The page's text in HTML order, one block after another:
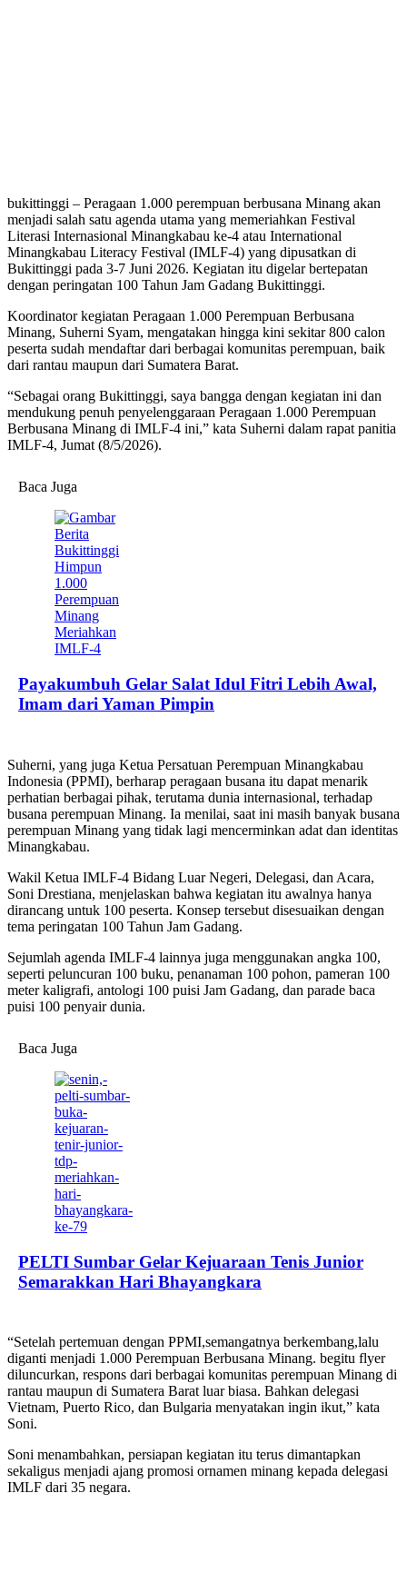
bukittinggi – Peragaan 1.000 perempuan berbusana Minang akan
menjadi salah satu agenda utama yang memeriahkan Festival
Literasi Internasional Minangkabau ke-4 atau International
Minangkabau Literacy Festival (IMLF-4) yang dipusatkan di
Bukittinggi pada 3-7 Juni 2026. Kegiatan itu digelar bertepatan
dengan peringatan 100 Tahun Jam Gadang Bukittinggi.
Koordinator kegiatan Peragaan 1.000 Perempuan Berbusana
Minang, Suherni Syam, mengatakan hingga kini sekitar 800 calon
peserta sudah mendaftar dari berbagai komunitas perempuan, baik
dari rantau maupun dari Sumatera Barat.
“Sebagai orang Bukittinggi, saya bangga dengan kegiatan ini dan
mendukung penuh penyelenggaraan Peragaan 1.000 Perempuan
Berbusana Minang di IMLF-4 ini,” kata Suherni dalam rapat panitia
IMLF-4, Jumat (8/5/2026).
Baca Juga
Payakumbuh Gelar Salat Idul Fitri Lebih Awal,
Imam dari Yaman Pimpin
Suherni, yang juga Ketua Persatuan Perempuan Minangkabau
Indonesia (PPMI), berharap peragaan busana itu dapat menarik
perhatian berbagai pihak, terutama dunia internasional, terhadap
busana perempuan Minang. Ia menilai, saat ini masih banyak busana
perempuan Minang yang tidak lagi mencerminkan adat dan identitas
Minangkabau.
Wakil Ketua IMLF-4 Bidang Luar Negeri, Delegasi, dan Acara,
Soni Drestiana, menjelaskan bahwa kegiatan itu awalnya hanya
dirancang untuk 100 peserta. Konsep tersebut disesuaikan dengan
tema peringatan 100 Tahun Jam Gadang.
Sejumlah agenda IMLF-4 lainnya juga menggunakan angka 100,
seperti peluncuran 100 buku, penanaman 100 pohon, pameran 100
meter kaligrafi, antologi 100 puisi Jam Gadang, dan parade baca
puisi 100 penyair dunia.
Baca Juga
PELTI Sumbar Gelar Kejuaraan Tenis Junior
Semarakkan Hari Bhayangkara
“Setelah pertemuan dengan PPMI,semangatnya berkembang,lalu
diganti menjadi 1.000 Perempuan Berbusana Minang. begitu flyer
diluncurkan, respons dari berbagai komunitas perempuan Minang di
rantau maupun di Sumatera Barat luar biasa. Bahkan delegasi
Vietnam, Puerto Rico, dan Bulgaria menyatakan ingin ikut,” kata
Soni.
Soni menambahkan, persiapan kegiatan itu terus dimantapkan
sekaligus menjadi ajang promosi ornamen minang kepada delegasi
IMLF dari 35 negara.